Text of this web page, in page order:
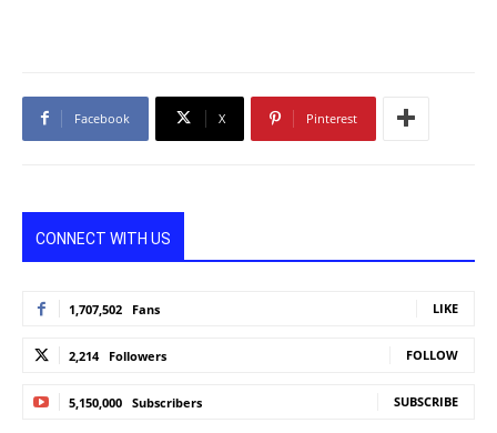
Facebook X Pinterest
CONNECT WITH US
1,707,502 Fans LIKE
2,214 Followers FOLLOW
5,150,000 Subscribers SUBSCRIBE